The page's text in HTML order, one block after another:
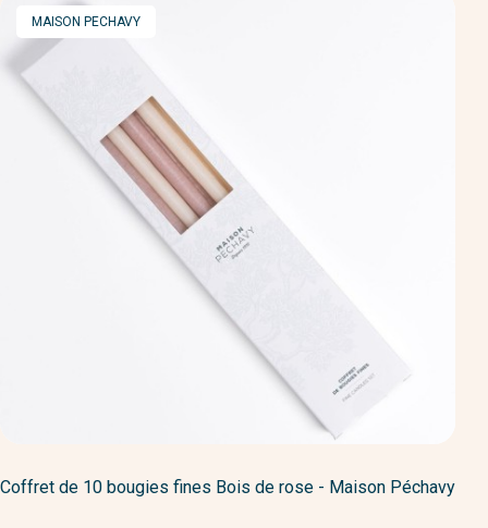
MARQUE
MAISON PECHAVY
Coffret de 10 bougies fines Bois de rose - Maison Péchavy